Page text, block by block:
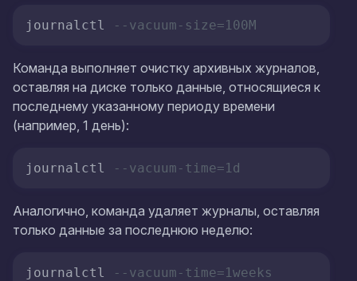
journalctl --vacuum-size=100M
Команда выполняет очистку архивных журналов,
оставляя на диске только данные, относящиеся к
последнему указанному периоду времени
(например, 1 день):
journalctl --vacuum-time=1d
Аналогично, команда удаляет журналы, оставляя
только данные за последнюю неделю:
journalctl --vacuum-time=1weeks